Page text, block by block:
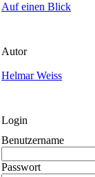
Auf einen Blick
Autor
Helmar Weiss
Login
Benutzername
Passwort